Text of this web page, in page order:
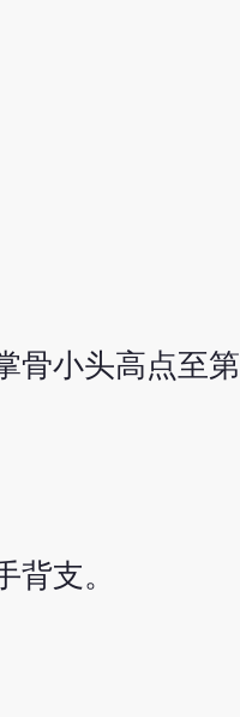
骨小头高点至第
支。